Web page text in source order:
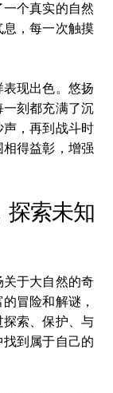
个真实的自然
，每一次触摸
现出色。悠扬
刻都充满了沉
，再到战斗时
得益彰，增强
探索未知
关于大自然的奇
冒险和解谜，
索、保护、与
到属于自己的